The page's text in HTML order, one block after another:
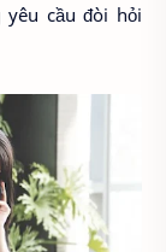
cầu đòi hỏi